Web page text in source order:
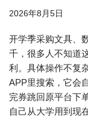
2026年8月5日
开学季采购文具、
千，很多人不知道
利。具体操作不复
APP里搜索，它会
完券跳回原平台下
自己从大学用到现